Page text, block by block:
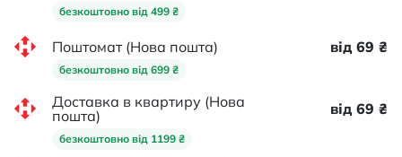
безкоштовно від 499 ₴
Поштомат (Нова пошта)
безкоштовно від 699 ₴
від 69 ₴
Доставка в квартиру (Нова
пошта)
безкоштовно від 1199 ₴
від 69 ₴